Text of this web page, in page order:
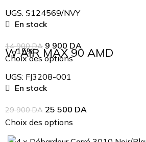
UGS: S124569/NVY
En stock
14 900DA 9 900 DA
Choix des options
-15%
W AIR MAX 90 AMD
UGS: FJ3208-001
En stock
29 900DA 25 500 DA
Choix des options